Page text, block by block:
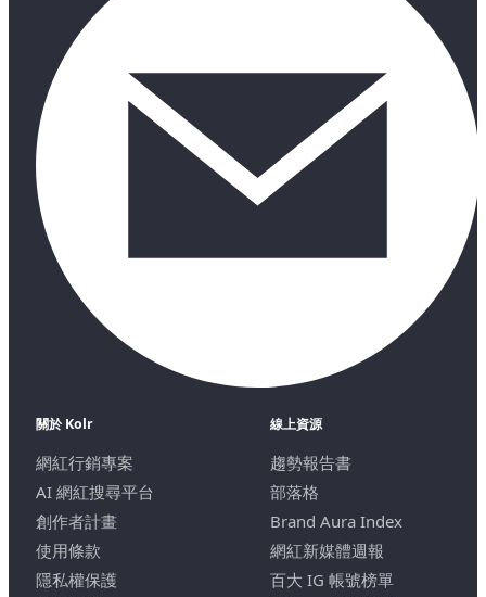
關於 Kolr
網紅行銷專案
AI 網紅搜尋平台
創作者計畫
使用條款
隱私權保護
線上資源
趨勢報告書
部落格
Brand Aura Index
網紅新媒體週報
百大 IG 帳號榜單